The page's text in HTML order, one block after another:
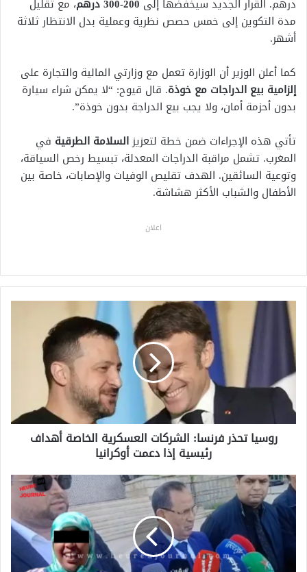
درهم. القرار الجديد سيخفضها إلى 200-300 درهم
، مع تقليل
مدة التكوين إلى خمس حصص نظرية وعملية بدل الانتظار ثلاثة
أشهر.
كما أعلن الوزير أن الوزارة تعمل مع وزارتي المالية والتجارة على
إلزامية بيع الدراجات مع خوذة. قال قيوح: “لا يمكن شراء سيارة
بدون أحزمة أمان، ولا يجب بيع الدراجة بدون خوذة”.
تأتي هذه الإجراءات ضمن خطة لتعزيز السلامة الطرقية في
المغرب. تشمل مراقبة الدراجات المعدلة، تبسيط رخص السياقة،
وتوعية السائقين. الهدف تقليص الوفيات والإصابات، خاصة بين
الأطفال والشباب الأكثر هشاشة.
اعلان
و
س
ي
ا
ت
ذ
ر
س
ا
:
ا
ش
روسيا تحذر فرنسا: الشركات العسكرية الخاصة أهداف
رئيسية إذا دعمت أوكرانيا
"
0
ت
ف
ه